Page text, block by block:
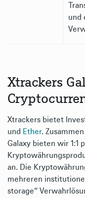
und
Xtrackers
Xtrackers bietet
und Ether.
Galaxy bieten wir 1:1
an. Die
mehreren
storage“